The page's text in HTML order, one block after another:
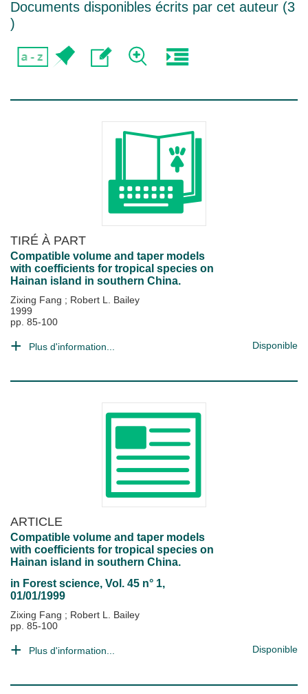
Documents disponibles écrits par cet auteur (3
)
TIRÉ À PART
Compatible volume and taper models
with coefficients for tropical species on
Hainan island in southern China.
Zixing Fang ; Robert L. Bailey
1999
pp. 85-100
Plus d'information... Disponible
ARTICLE
Compatible volume and taper models
with coefficients for tropical species on
Hainan island in southern China.
in Forest science, Vol. 45 n° 1,
01/01/1999
Zixing Fang ; Robert L. Bailey
pp. 85-100
Plus d'information... Disponible